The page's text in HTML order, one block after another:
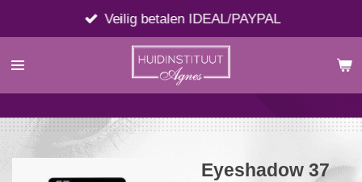
direct
naar
Veilig betalen IDEAL/PAYPAL
Eyeshadow 37